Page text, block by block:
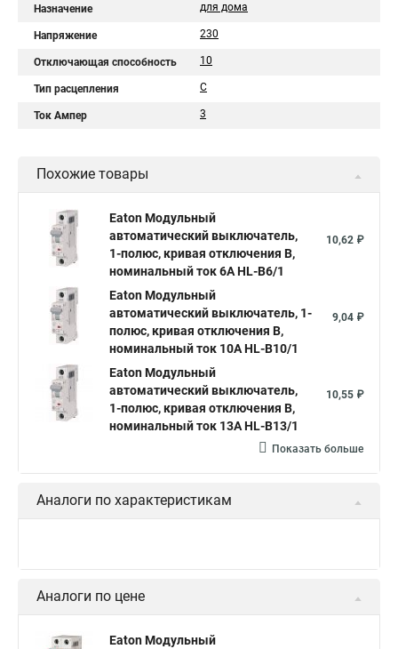
Назначение для дома
Напряжение 230
Отключающая способность 10
Тип расцепления C
Ток Ампер 3
Похожие товары
Eaton Модульный
автоматический выключатель,
1-полюс, кривая отключения B,
номинальный ток 6А HL-B6/1
10,62 ₽
Eaton Модульный
автоматический выключатель, 1-
полюс, кривая отключения B,
номинальный ток 10А HL-B10/1
9,04 ₽
Eaton Модульный
автоматический выключатель,
1-полюс, кривая отключения B,
номинальный ток 13А HL-B13/1
10,55 ₽
Показать больше
Аналоги по характеристикам
Аналоги по цене
Eaton Модульный